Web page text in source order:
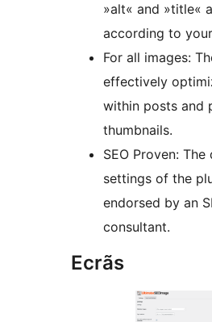
»alt« and »title«
according to
For all images:
effectively
within posts and
thumbnails.
SEO Proven: The
settings of the
endorsed by an
consultant.
Ecrãs